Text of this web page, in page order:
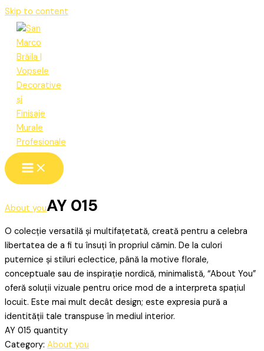
Skip to content
About youAY 015
O colecție versatilă și multifațetată, creată pentru a celebra
libertatea de a fi tu însuți în propriul cămin. De la culori
puternice și stiluri eclectice, până la motive florale,
conceptuale sau de inspirație nordică, minimalistă, “About You”
oferă soluții vizuale pentru orice mod de a interpreta spațiul
locuit. Este mai mult decât design; este expresia pură a
identității tale transpuse în mediul interior.
AY 015 quantity
Category: About you